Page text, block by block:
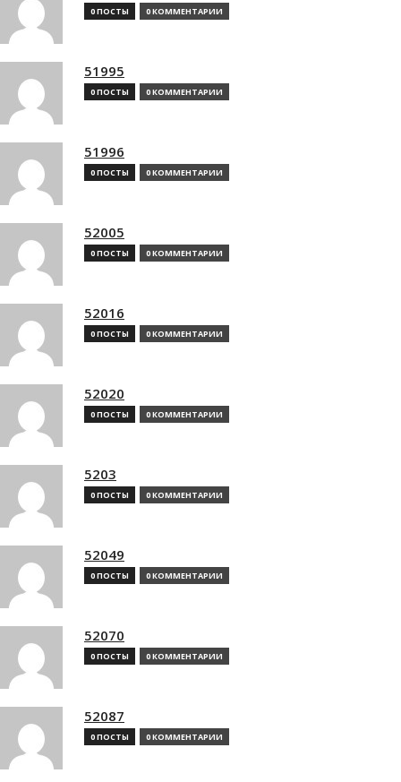
0 ПОСТЫ 0 КОММЕНТАРИИ
51995
0 ПОСТЫ 0 КОММЕНТАРИИ
51996
0 ПОСТЫ 0 КОММЕНТАРИИ
52005
0 ПОСТЫ 0 КОММЕНТАРИИ
52016
0 ПОСТЫ 0 КОММЕНТАРИИ
52020
0 ПОСТЫ 0 КОММЕНТАРИИ
5203
0 ПОСТЫ 0 КОММЕНТАРИИ
52049
0 ПОСТЫ 0 КОММЕНТАРИИ
52070
0 ПОСТЫ 0 КОММЕНТАРИИ
52087
0 ПОСТЫ 0 КОММЕНТАРИИ